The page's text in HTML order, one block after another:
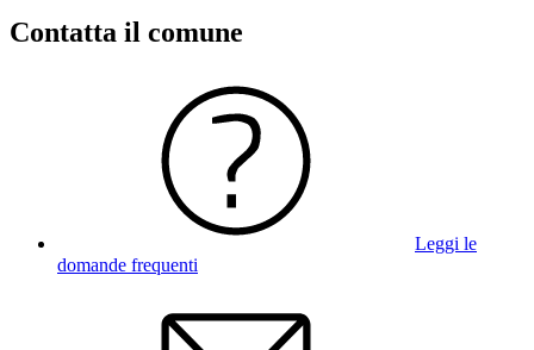
Contatta il comune
Leggi le
domande frequenti